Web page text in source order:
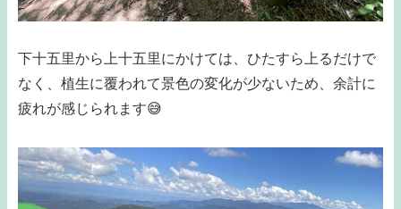
下十五里から上十五里にかけては、ひたすら上るだけで
なく、植生に覆われて景色の変化が少ないため、余計に
疲れが感じられます😅